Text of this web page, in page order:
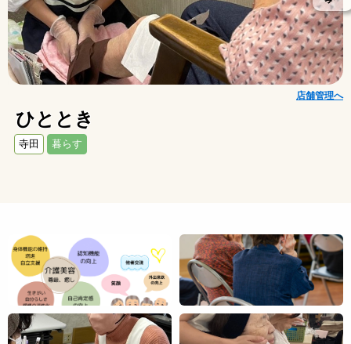
店舗管理へ
ひととき
寺田 暮らす